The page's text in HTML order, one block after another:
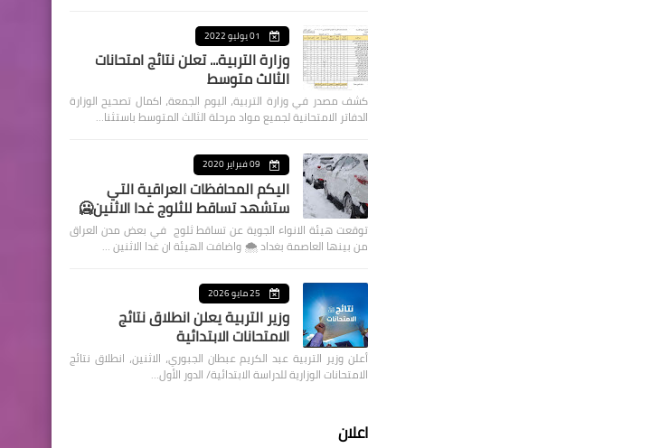
01 يوليو 2022
وزارة التربية... تعلن نتائج امتحانات
الثالث متوسط
كشف مصدر في وزارة التربية، اليوم الجمعة، اكمال تصحيح الوزارة
الدفاتر الامتحانية لجميع مواد مرحلة الثالث المتوسط باستثنا…
09 فبراير 2020
اليكم المحافظات العراقية التي
ستشهد تساقط للثلوج غدا الاثنين🥶
توقعت هيئة الانواء الجوية عن تساقط ثلوج في بعض مدن العراق
من بينها العاصمة بغداد ⁦🌨️⁩ واضافت الهيئة ان غدا الاثنين …
25 مايو 2026
وزير التربية يعلن انطلاق نتائج
الامتحانات الابتدائية
أعلن وزير التربية عبد الكريم عبطان الجبوري، الاثنين، انطلاق نتائج
الامتحانات الوزارية للدراسة الابتدائية/ الدور الأول…
اعلان